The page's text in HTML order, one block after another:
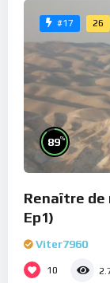
#17 26
89%
Renaître de
Ep1)
Viter7960
10